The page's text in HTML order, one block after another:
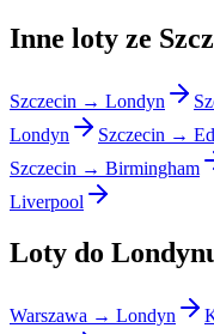
Inne loty ze
Szczecin → Londyn
Londyn
Szczecin →
Szczecin → Birmingham
Liverpool
Loty do
Warszawa → Londyn